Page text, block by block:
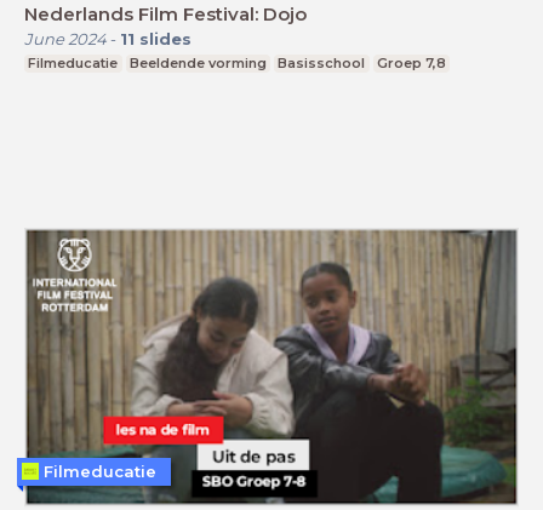
Nederlands Film Festival: Dojo
June 2024- 11 slides
Filmeducatie Beeldende vorming Basisschool Groep 7,8
Filmeducatie